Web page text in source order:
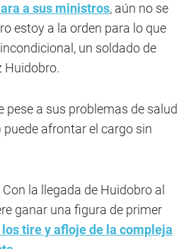
a sus ministros, aún no se
estoy a la orden para lo que
un soldado de
Huidobro.
pese a sus problemas de salud
afrontar el cargo sin
Con la llegada de Huidobro al
ganar una figura de primer
los tire y afloje de la compleja